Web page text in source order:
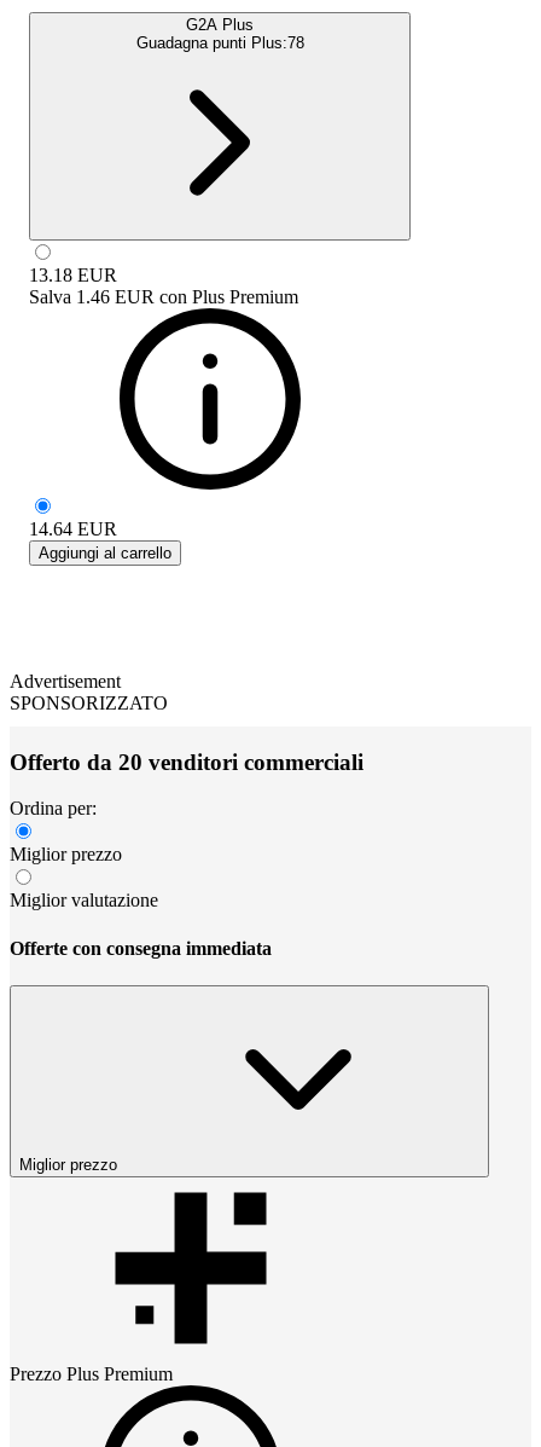
G2A Plus
Guadagna punti Plus:78
13.18 EUR
Salva 1.46 EUR con Plus Premium
14.64 EUR
Aggiungi al carrello
Advertisement
SPONSORIZZATO
Offerto da 20 venditori commerciali
Ordina per:
Miglior prezzo
Miglior valutazione
Offerte con consegna immediata
Miglior prezzo
Prezzo Plus Premium